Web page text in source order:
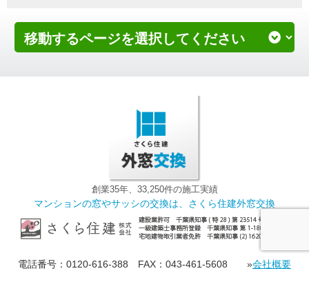
創業35年、33,250件の施工実績
マンションの窓やサッシの交換は、さくら住建外窓交換
電話番号：0120-616-388 FAX：043-461-5608 »会社概要